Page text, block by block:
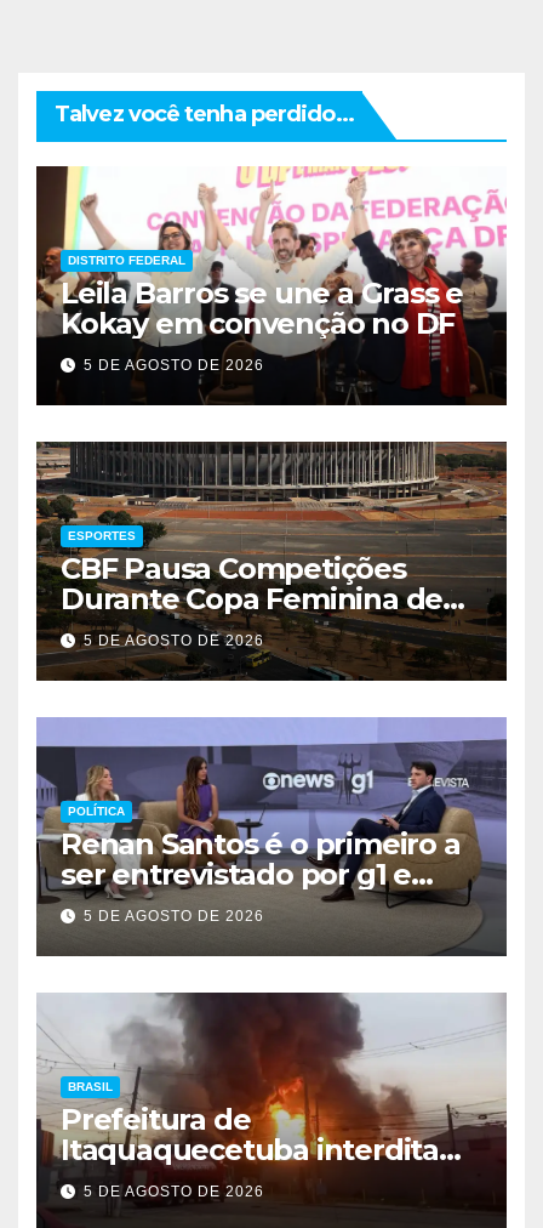
Talvez você tenha perdido...
DISTRITO FEDERAL
Leila Barros se une a Grass e
Kokay em convenção no DF
5 DE AGOSTO DE 2026
ESPORTES
CBF Pausa Competições
Durante Copa Feminina de
2027
5 DE AGOSTO DE 2026
POLÍTICA
Renan Santos é o primeiro a
ser entrevistado por g1 e
GloboNews
5 DE AGOSTO DE 2026
BRASIL
Prefeitura de
Itaquaquecetuba interdita
área após incêndio em
fábrica
5 DE AGOSTO DE 2026